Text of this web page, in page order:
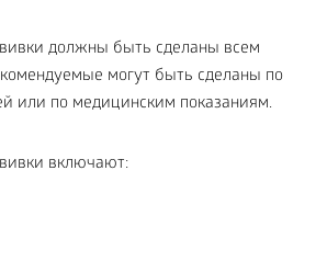
должны быть сделаны всем
могут быть сделаны по
или по медицинским показаниям.
включают: